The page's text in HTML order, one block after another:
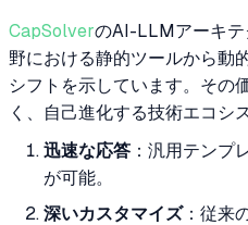
CapSolverのAI-LLMアーキテ
野における静的ツールから動
シフトを示しています。その
く、自己進化する技術エコシ
迅速な応答 ：汎用テンプ
が可能。
深いカスタマイズ：従来